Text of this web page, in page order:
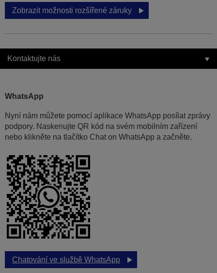
Zobrazit možnosti rozšířené záruky
Kontaktujte nás
WhatsApp
Nyní nám můžete pomocí aplikace WhatsApp posílat zprávy
podpory. Naskenujte QR kód na svém mobilním zařízení
nebo klikněte na tlačítko Chat on WhatsApp a začněte.
Chatování ve službě WhatsApp